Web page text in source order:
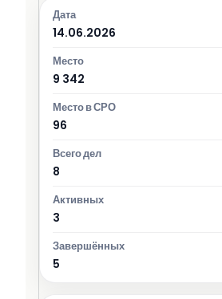
14.06.2026
9 342
96
8
3
5